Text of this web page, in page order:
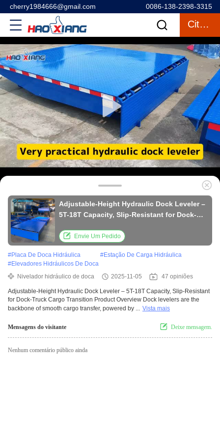
cherry1984666@gmail.com 0086-138-2398-3315
Citações
Adjustable-Height Hydraulic Dock Leveler –
5T-18T Capacity, Slip-Resistant for Dock-
Envie Um Pedido
#Placa De Doca Hidráulica #Estação De Carga Hidráulica
#Elevadores Hidráulicos De Doca
Nivelador hidráulico de doca
2025-11-05 47 opiniões
Adjustable-Height Hydraulic Dock Leveler – 5T-18T Capacity, Slip-Resistant
for Dock-Truck Cargo Transition Product Overview Dock levelers are the
backbone of smooth cargo transfer, powered by ... Vista mais
Mensagens do visitante Deixe mensagem.
Nenhum comentário público ainda